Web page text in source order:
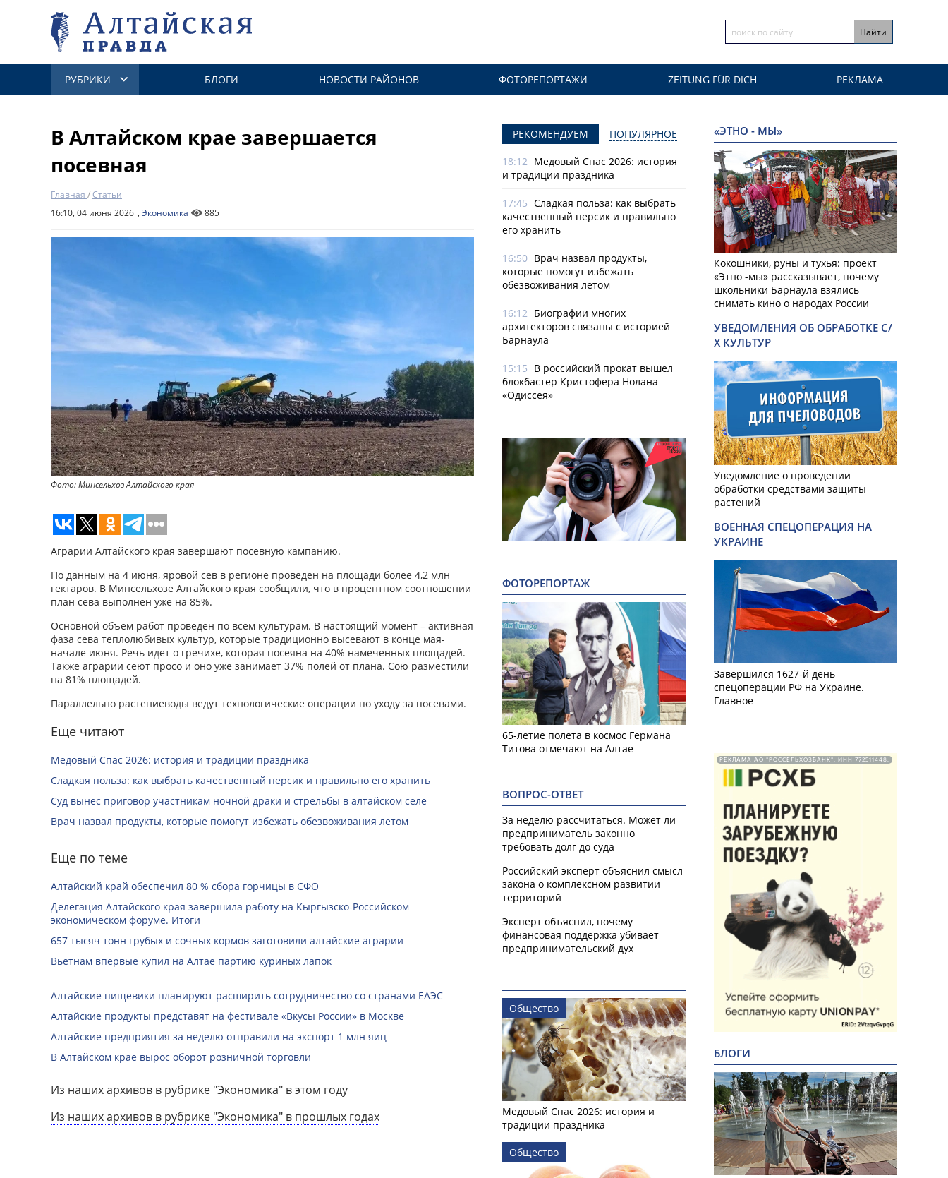
РУБРИКИ БЛОГИ НОВОСТИ РАЙОНОВ ФОТОРЕПОРТАЖИ ZEITUNG FÜR DICH РЕКЛАМА
В Алтайском крае завершается
посевная
Главная /Статьи
16:10, 04 июня 2026г, Экономика 885
Фото: Минсельхоз Алтайского края
Аграрии Алтайского края завершают посевную кампанию.
По данным на 4 июня, яровой сев в регионе проведен на площади более 4,2 млн
гектаров. В Минсельхозе Алтайского края сообщили, что в процентном соотношении
план сева выполнен уже на 85%.
Основной объем работ проведен по всем культурам. В настоящий момент – активная
фаза сева теплолюбивых культур, которые традиционно высевают в конце мая-
начале июня. Речь идет о гречихе, которая посеяна на 40% намеченных площадей.
Также аграрии сеют просо и оно уже занимает 37% полей от плана. Сою разместили
на 81% площадей.
Параллельно растениеводы ведут технологические операции по уходу за посевами.
Еще читают
Медовый Спас 2026: история и традиции праздника
Сладкая польза: как выбрать качественный персик и правильно его хранить
Суд вынес приговор участникам ночной драки и стрельбы в алтайском селе
Врач назвал продукты, которые помогут избежать обезвоживания летом
Еще по теме
Алтайский край обеспечил 80 % сбора горчицы в СФО
Делегация Алтайского края завершила работу на Кыргызско-Российском
экономическом форуме. Итоги
657 тысяч тонн грубых и сочных кормов заготовили алтайские аграрии
Вьетнам впервые купил на Алтае партию куриных лапок
Алтайские пищевики планируют расширить сотрудничество со странами ЕАЭС
Алтайские продукты представят на фестивале «Вкусы России» в Москве
Алтайские предприятия за неделю отправили на экспорт 1 млн яиц
В Алтайском крае вырос оборот розничной торговли
Из наших архивов в рубрике "Экономика" в этом году
Из наших архивов в рубрике "Экономика" в прошлых годах
РЕКОМЕНДУЕМ ПОПУЛЯРНОЕ
18:12 Медовый Спас 2026: история
и традиции праздника
17:45 Сладкая польза: как выбрать
качественный персик и правильно
его хранить
16:50 Врач назвал продукты,
которые помогут избежать
обезвоживания летом
16:12 Биографии многих
архитекторов связаны с историей
Барнаула
15:15 В российский прокат вышел
блокбастер Кристофера Нолана
«Одиссея»
ФОТОРЕПОРТАЖ
65-летие полета в космос Германа
Титова отмечают на Алтае
ВОПРОС-ОТВЕТ
За неделю рассчитаться. Может ли
предприниматель законно
требовать долг до суда
Российский эксперт объяснил смысл
закона о комплексном развитии
территорий
Эксперт объяснил, почему
финансовая поддержка убивает
предпринимательский дух
Общество
Медовый Спас 2026: история и
традиции праздника
Общество
«ЭТНО - МЫ»
Кокошники, руны и тухья: проект
«Этно -мы» рассказывает, почему
школьники Барнаула взялись
снимать кино о народах России
УВЕДОМЛЕНИЯ ОБ ОБРАБОТКЕ С/
Х КУЛЬТУР
Уведомление о проведении
обработки средствами защиты
растений
ВОЕННАЯ СПЕЦОПЕРАЦИЯ НА
УКРАИНЕ
Завершился 1627-й день
спецоперации РФ на Украине.
Главное
РЕКЛАМА АО "РОССЕЛЬХОЗБАНК". ИНН 772511448.
БЛОГИ